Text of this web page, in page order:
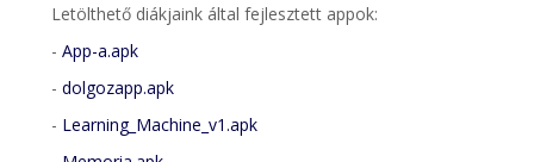
Letölthető diákjaink által fejlesztett appok:
-App-a.apk
-dolgozapp.apk
- Learning_Machine_v1.apk